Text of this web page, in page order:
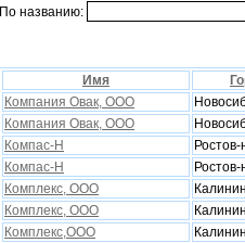
По названию:
Имя
Компания Овак, ООО
Компания Овак, ООО
Компас-Н
Компас-Н
Комплекс, ООО
Комплекс, ООО
Комплекс,ООО